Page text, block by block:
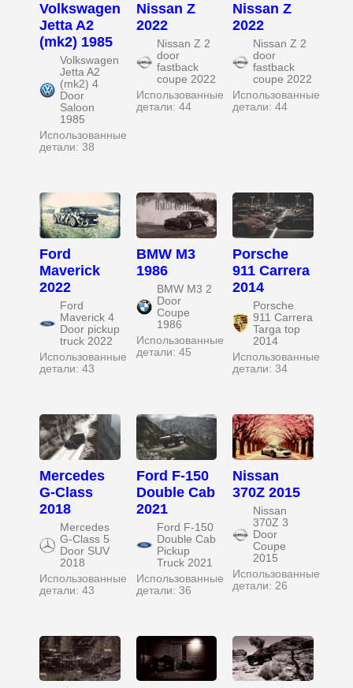
Volkswagen
Jetta A2
(mk2) 1985
Volkswagen
Jetta A2
(mk2) 4
Door
Saloon
1985
Использованные
детали: 38
Nissan Z
2022
Nissan Z 2
door
fastback
coupe 2022
Использованные
детали: 44
Nissan Z
2022
Nissan Z 2
door
fastback
coupe 2022
Использованные
детали: 44
Ford
Maverick
2022
Ford
Maverick 4
Door pickup
truck 2022
Использованные
детали: 43
BMW M3
1986
BMW M3 2
Door
Coupe
1986
Использованные
детали: 45
Porsche
911 Carrera
2014
Porsche
911 Carrera
Targa top
2014
Использованные
детали: 34
Mercedes
G-Class
2018
Mercedes
G-Class 5
Door SUV
2018
Использованные
детали: 43
Ford F-150
Double Cab
2021
Ford F-150
Double Cab
Pickup
Truck 2021
Использованные
детали: 36
Nissan
370Z 2015
Nissan
370Z 3
Door
Coupe
2015
Использованные
детали: 26